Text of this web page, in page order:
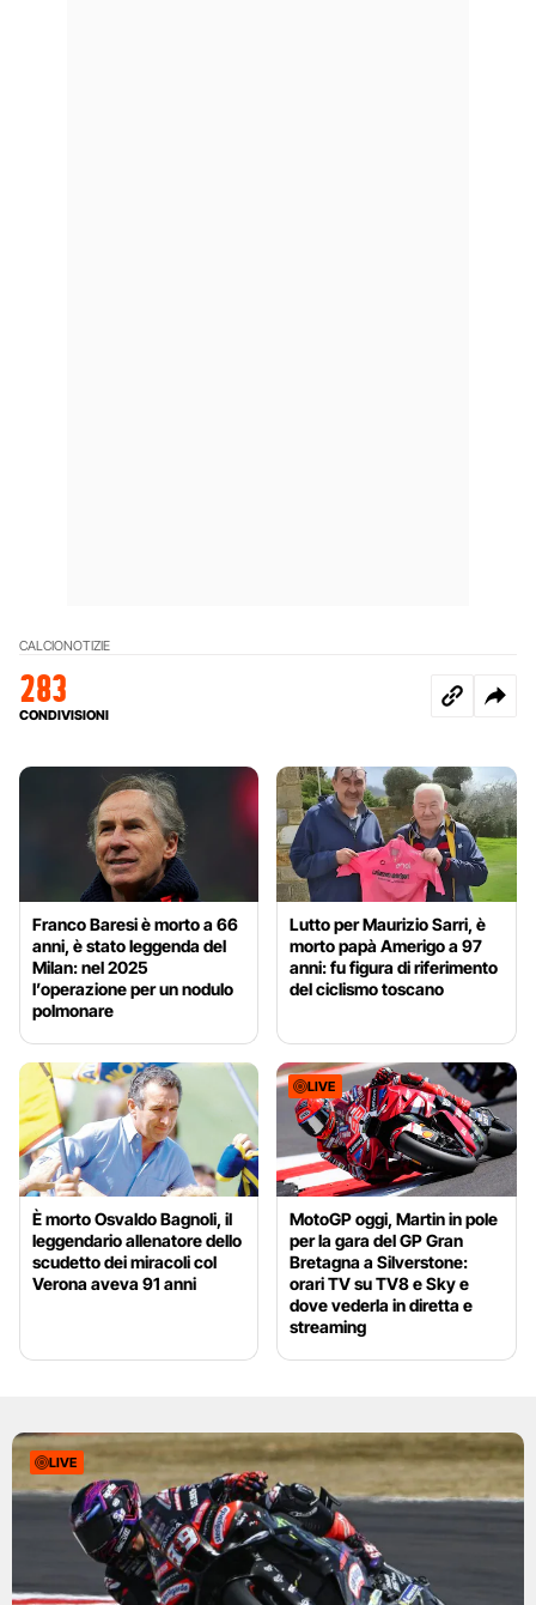
CALCIONOTIZIE
283
CONDIVISIONI
Franco Baresi è morto a 66
anni, è stato leggenda del
Milan: nel 2025
l’operazione per un nodulo
polmonare
Lutto per Maurizio Sarri, è
morto papà Amerigo a 97
anni: fu figura di riferimento
del ciclismo toscano
È morto Osvaldo Bagnoli, il
leggendario allenatore dello
scudetto dei miracoli col
Verona aveva 91 anni
LIVE
MotoGP oggi, Martin in pole
per la gara del GP Gran
Bretagna a Silverstone:
orari TV su TV8 e Sky e
dove vederla in diretta e
streaming
LIVE